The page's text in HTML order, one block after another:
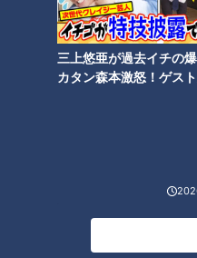
三上悠亜が過去イチの
カタン森本激怒！ゲス
ラ